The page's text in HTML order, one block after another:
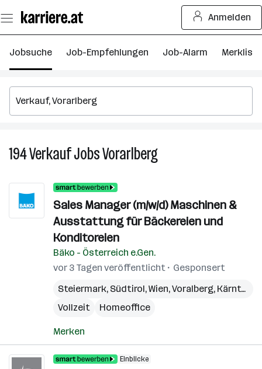
Seiteninhalt
springen
Anmelden
Jobsuche Job-Empfehlungen Job-Alarm Merkliste
194VerkaufJobsVorarlberg194
Verkauf
Vorarlberg
Sales Manager (m/w/d) Maschinen &
Ausstattung für Bäckereien und
Konditoreien
Bäko - Österreich e.Gen.
vor 3 Tagen veröffentlicht
Gesponsert
Steiermark, Südtirol,Wien,Voralberg, Kärnten
Vollzeit
Homeoffice
Merken
Einblicke